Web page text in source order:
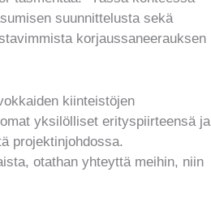
suunnittelusta sekä
korjaussaneerauksen
kiinteistöjen
yksilölliset erityspiirteensä ja
projektinjohdossa.
otathan yhteyttä meihin, niin